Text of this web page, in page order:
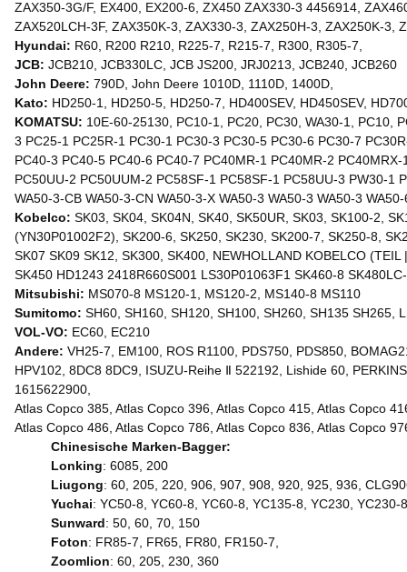
ZAX350-3G/F, EX400, EX200-6, ZX450 ZAX330-3 4456914,
ZAX520LCH-3F, ZAX350K-3, ZAX330-3, ZAX250H-3, ZAX250K-3,
Hyundai: R60, R200 R210, R225-7, R215-7, R300, R305-7,
JCB: JCB210, JCB330LC, JCB JS200, JRJ0213, JCB240, JCB260
John Deere: 790D, John Deere 1010D, 1110D, 1400D,
Kato: HD250-1, HD250-5, HD250-7, HD400SEV, HD450SEV,
KOMATSU: 10E-60-25130, PC10-1, PC20, PC30, WA30-1, PC10,
3 PC25-1 PC25R-1 PC30-1 PC30-3 PC30-5 PC30-6 PC30-7
PC40-3 PC40-5 PC40-6 PC40-7 PC40MR-1 PC40MR-2
PC50UU-2 PC50UUM-2 PC58SF-1 PC58SF-1 PC58UU-3 PW30-1
WA50-3-CB WA50-3-CN WA50-3-X WA50-3 WA50-3 WA50-3
Kobelco: SK03, SK04, SK04N, SK40, SK50UR, SK03, SK100-2,
(YN30P01002F2), SK200-6, SK250, SK230, SK200-7, SK250-8,
SK07 SK09 SK12, SK300, SK400, NEWHOLLAND KOBELCO
SK450 HD1243 2418R660S001 LS30P01063F1 SK460-8
Mitsubishi: MS070-8 MS120-1, MS120-2, MS140-8 MS110
Sumitomo: SH60, SH160, SH120, SH100, SH260, SH135 SH265,
VOL-VO: EC60, EC210
Andere: VH25-7, EM100, ROS R1100, PDS750, PDS850,
HPV102, 8DC8 8DC9, ISUZU-Reihe Ⅱ 522192, Lishide 60,
1615622900,
Atlas Copco 385, Atlas Copco 396, Atlas Copco 415, Atlas Copco
Atlas Copco 486, Atlas Copco 786, Atlas Copco 836, Atlas Copco
Chinesische Marken-Bagger:
Lonking: 6085, 200
Liugong: 60, 205, 220, 906, 907, 908, 920, 925, 936,
Yuchai: YC50-8, YC60-8, YC60-8, YC135-8, YC230,
Sunward: 50, 60, 70, 150
Foton: FR85-7, FR65, FR80, FR150-7,
Zoomlion: 60, 205, 230, 360